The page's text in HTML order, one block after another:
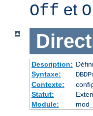
Off et
Description:
Syntaxe:
Contexte:
Statut:
Module: